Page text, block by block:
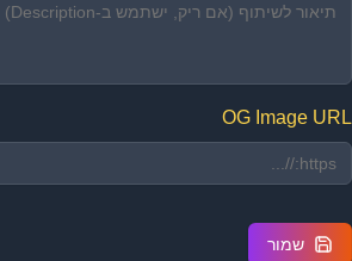
OG Image URL
שמור